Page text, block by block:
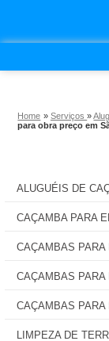
Home » Serviços»
para obra preço em
ALUGUÉIS DE
CAÇAMBA PARA
CAÇAMBAS PARA
CAÇAMBAS PARA
CAÇAMBAS PARA
LIMPEZA DE